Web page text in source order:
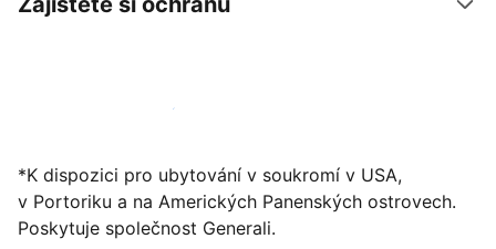
Zaregistrovat ubytování už dnes
*K dispozici pro ubytování v soukromí v USA,
v Portoriku a na Amerických Panenských ostrovech.
Poskytuje společnost Generali.